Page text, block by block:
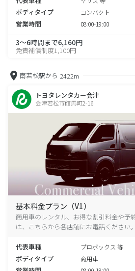
ボディタイプ コンパクト
営業時間 08:00-19:00
3～6時間まで6,160円
免責補償制度1,100円
南若松駅から 2422m
トヨタレンタカー会津
会津若松市館馬町2-16
基本料金プラン（V1）
商用車のレンタル、お得な割引料金や予
は、こちらから各店舗にお電話ください。
代表車種 プロボックス 等
ボディタイプ 商用車